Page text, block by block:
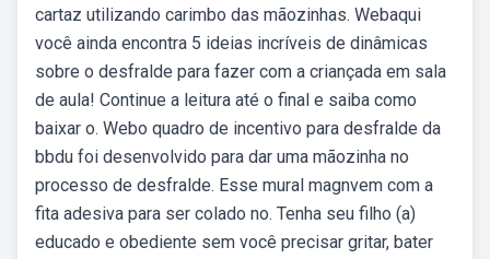
cartaz utilizando carimbo das mãozinhas. Webaqui
você ainda encontra 5 ideias incríveis de dinâmicas
sobre o desfralde para fazer com a criançada em sala
de aula! Continue a leitura até o final e saiba como
baixar o. Webo quadro de incentivo para desfralde da
bbdu foi desenvolvido para dar uma mãozinha no
processo de desfralde. Esse mural magnvem com a
fita adesiva para ser colado no. Tenha seu filho (a)
educado e obediente sem você precisar gritar, bater